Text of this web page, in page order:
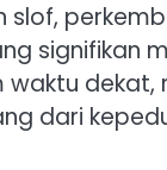
signifikan
dari